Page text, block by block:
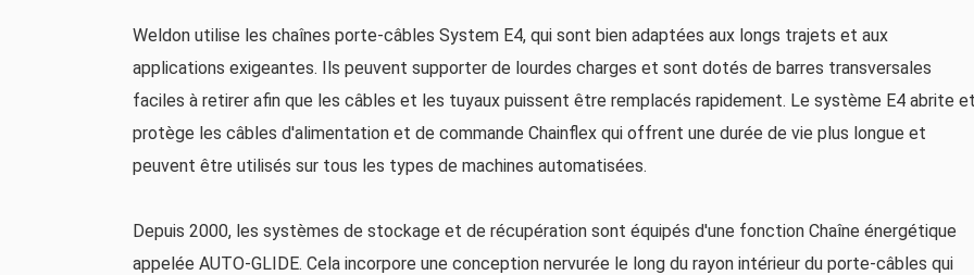
Weldon utilise les chaînes porte-câbles System E4, qui sont bien adaptées aux longs trajets et aux
applications exigeantes. Ils peuvent supporter de lourdes charges et sont dotés de barres transversales
faciles à retirer afin que les câbles et les tuyaux puissent être remplacés rapidement. Le système E4 abrite
protège les câbles d'alimentation et de commande Chainflex qui offrent une durée de vie plus longue et
peuvent être utilisés sur tous les types de machines automatisées.
Depuis 2000, les systèmes de stockage et de récupération sont équipés d'une fonction Chaîne énergétique
appelée AUTO-GLIDE. Cela incorpore une conception nervurée le long du rayon intérieur du porte-câbles qui